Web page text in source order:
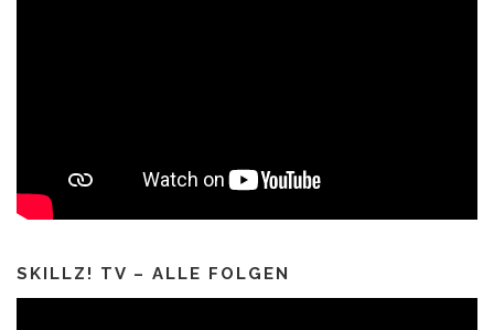
SKILLZ! TV – ALLE FOLGEN